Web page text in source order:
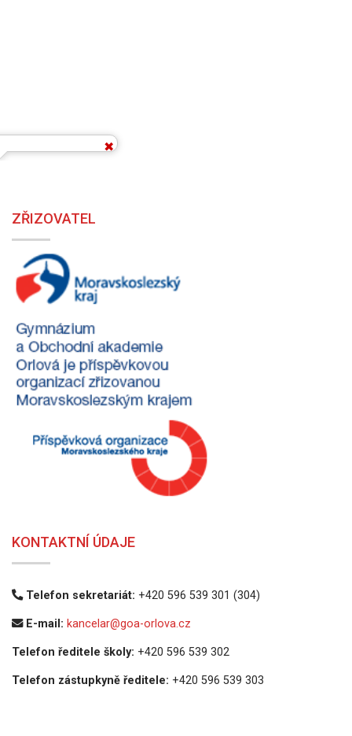
ZŘIZOVATEL
KONTAKTNÍ ÚDAJE
Telefon sekretariát: +420 596 539 301 (304)
E-mail: kancelar@goa-orlova.cz
Telefon ředitele školy: +420 596 539 302
Telefon zástupkyně ředitele: +420 596 539 303